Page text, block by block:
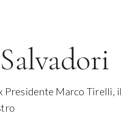
Presidente Marco